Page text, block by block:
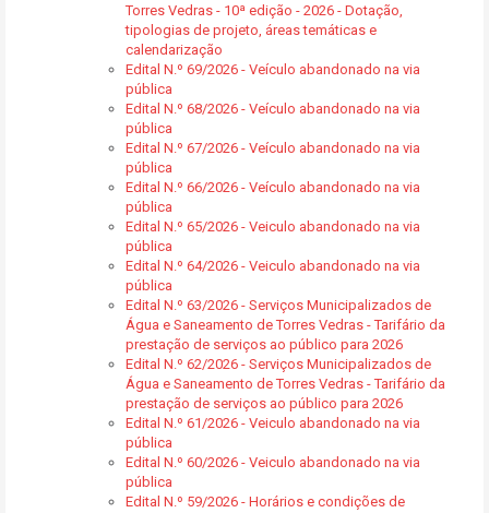
Torres Vedras - 10ª edição - 2026 - Dotação,
tipologias de projeto, áreas temáticas e
calendarização
Edital N.º 69/2026 - Veículo abandonado na via
pública
Edital N.º 68/2026 - Veículo abandonado na via
pública
Edital N.º 67/2026 - Veículo abandonado na via
pública
Edital N.º 66/2026 - Veículo abandonado na via
pública
Edital N.º 65/2026 - Veiculo abandonado na via
pública
Edital N.º 64/2026 - Veiculo abandonado na via
pública
Edital N.º 63/2026 - Serviços Municipalizados de
Água e Saneamento de Torres Vedras - Tarifário da
prestação de serviços ao público para 2026
Edital N.º 62/2026 - Serviços Municipalizados de
Água e Saneamento de Torres Vedras - Tarifário da
prestação de serviços ao público para 2026
Edital N.º 61/2026 - Veiculo abandonado na via
pública
Edital N.º 60/2026 - Veiculo abandonado na via
pública
Edital N.º 59/2026 - Horários e condições de